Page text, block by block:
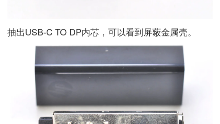
抽出USB-C TO DP内芯，可以看到屏蔽金属壳。